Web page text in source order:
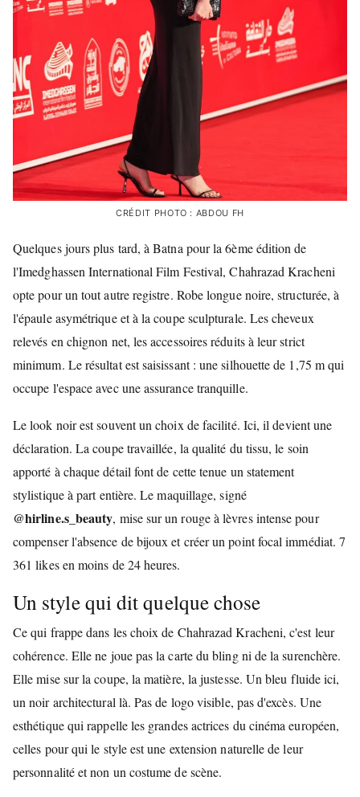
CRÉDIT PHOTO : ABDOU FH
Quelques jours plus tard, à Batna pour la 6ème édition de
l'Imedghassen International Film Festival, Chahrazad Kracheni
opte pour un tout autre registre. Robe longue noire, structurée, à
l'épaule asymétrique et à la coupe sculpturale. Les cheveux
relevés en chignon net, les accessoires réduits à leur strict
minimum. Le résultat est saisissant : une silhouette de 1,75 m qui
occupe l'espace avec une assurance tranquille.
Le look noir est souvent un choix de facilité. Ici, il devient une
déclaration. La coupe travaillée, la qualité du tissu, le soin
apporté à chaque détail font de cette tenue un statement
stylistique à part entière. Le maquillage, signé
@hirline.s_beauty, mise sur un rouge à lèvres intense pour
compenser l'absence de bijoux et créer un point focal immédiat. 7
361 likes en moins de 24 heures.
Un style qui dit quelque chose
Ce qui frappe dans les choix de Chahrazad Kracheni, c'est leur
cohérence. Elle ne joue pas la carte du bling ni de la surenchère.
Elle mise sur la coupe, la matière, la justesse. Un bleu fluide ici,
un noir architectural là. Pas de logo visible, pas d'excès. Une
esthétique qui rappelle les grandes actrices du cinéma européen,
celles pour qui le style est une extension naturelle de leur
personnalité et non un costume de scène.